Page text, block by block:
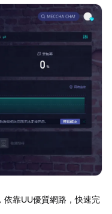
靠UU優質網路，快速完